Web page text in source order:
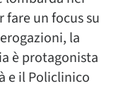
un focus su
la
è protagonista
e il Policlinico